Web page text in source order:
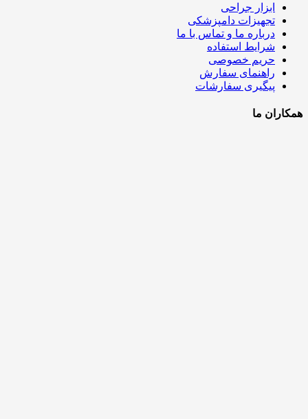
ابزار جراحی
تجهیزات دامپزشکی
درباره ما و تماس با ما
شرایط استفاده
حریم خصوصی
راهنمای سفارش
پیگیری سفارشات
همکاران ما